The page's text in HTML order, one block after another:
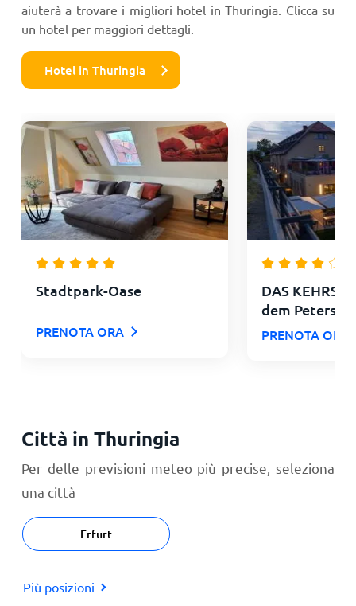
aiuterà a trovare i migliori hotel in Thuringia. Clicca su
un hotel per maggiori dettagli.
Hotel in Thuringia
Stadtpark-Oase
PRENOTA ORA
DAS KEHRS
dem
PRENOTA ORA
Città in Thuringia
Per delle previsioni meteo più precise, seleziona
una città
Erfurt
Più posizioni